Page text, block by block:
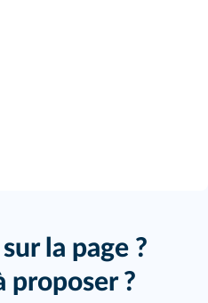
la page ?
proposer ?